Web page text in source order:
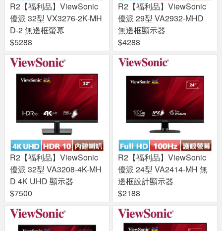
R2【福利品】ViewSonic
優派 32型 VX3276-2K-MH
D-2 無邊框螢幕
$5288
R2【福利品】ViewSonic
優派 29型 VA2932-MHD
無邊框顯示器
$4288
R2【福利品】ViewSonic
優派 32型 VA3208-4K-MH
D 4K UHD 顯示器
$7500
R2【福利品】ViewSonic
優派 24型 VA2414-MH 無
邊框設計顯示器
$2188